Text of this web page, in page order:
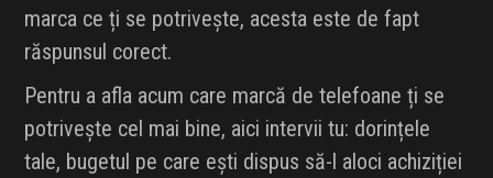
marca ce ți se potrivește, acesta este de fapt
răspunsul corect.
Pentru a afla acum care marcă de telefoane ți se
potrivește cel mai bine, aici intervii tu: dorințele
tale, bugetul pe care ești dispus să-l aloci achiziției